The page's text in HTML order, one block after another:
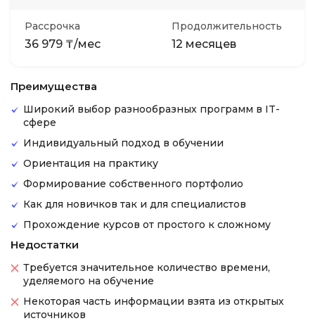
Рассрочка
36 979 ₸/мес
Продолжительность
12 месяцев
Преимущества
Широкий выбор разнообразных программ в IT-
сфере
Индивидуальный подход в обучении
Ориентация на практику
Формирование собственного портфолио
Как для новичков так и для специалистов
Прохождение курсов от простого к сложному
Недостатки
Требуется значительное количество времени,
уделяемого на обучение
Некоторая часть информации взята из открытых
источников